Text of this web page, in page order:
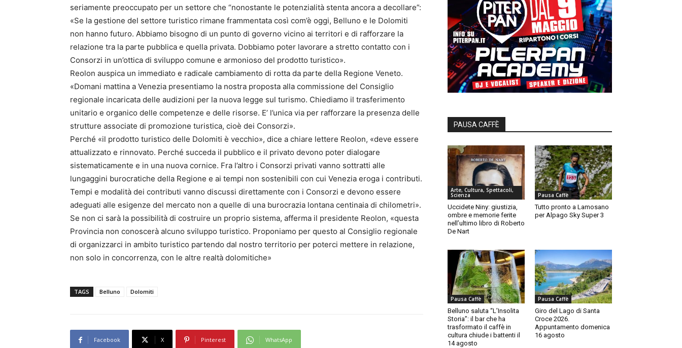
seriamente preoccupato per un settore che “nonostante le potenzialità stenta ancora a decollare”:
«Se la gestione del settore turistico rimane frammentata così com’è oggi, Belluno e le Dolomiti
non hanno futuro. Abbiamo bisogno di un punto di governo vicino ai territori e di rafforzare la
relazione tra la parte pubblica e quella privata. Dobbiamo poter lavorare a stretto contatto con i
Consorzi in un’ottica di sviluppo comune e armonioso del prodotto turistico».
Reolon auspica un immediato e radicale cambiamento di rotta da parte della Regione Veneto.
«Domani mattina a Venezia presentiamo la nostra proposta alla commissione del Consiglio
regionale incaricata delle audizioni per la nuova legge sul turismo. Chiediamo il trasferimento
unitario e organico delle competenze e delle risorse. E’ l’unica via per rafforzare la presenza delle
strutture associate di promozione turistica, cioè dei Consorzi».
Perché «il prodotto turistico delle Dolomiti è vecchio», dice a chiare lettere Reolon, «deve essere
attualizzato e rinnovato. Perché succeda il pubblico e il privato devono poter dialogare
sistematicamente e in una nuova cornice. Fra l’altro i Consorzi privati vanno sottratti alle
lungaggini burocratiche della Regione e ai tempi non sostenibili con cui Venezia eroga i contributi.
Tempi e modalità dei contributi vanno discussi direttamente con i Consorzi e devono essere
adeguati alle esigenze del mercato non a quelle di una burocrazia lontana centinaia di chilometri».
Se non ci sarà la possibilità di costruire un proprio sistema, afferma il presidente Reolon, «questa
Provincia non conoscerà alcuno sviluppo turistico. Proponiamo per questo al Consiglio regionale
di organizzarci in ambito turistico partendo dal nostro territorio per poterci mettere in relazione,
non solo in concorrenza, con le altre realtà dolomitiche»
TAGS Belluno Dolomiti
Facebook X Pinterest WhatsApp
PAUSA CAFFÈ
Arte, Cultura, Spettacoli,
Scienza
Uccidete Niny: giustizia,
ombre e memorie ferite
nell’ultimo libro di Roberto
De Nart
Pausa Caffè
Tutto pronto a Lamosano
per Alpago Sky Super 3
Pausa Caffè
Belluno saluta “L’Insolita
Storia”: il bar che ha
trasformato il caffè in
cultura chiude i battenti il
14 agosto
Pausa Caffè
Giro del Lago di Santa
Croce 2026.
Appuntamento domenica
16 agosto